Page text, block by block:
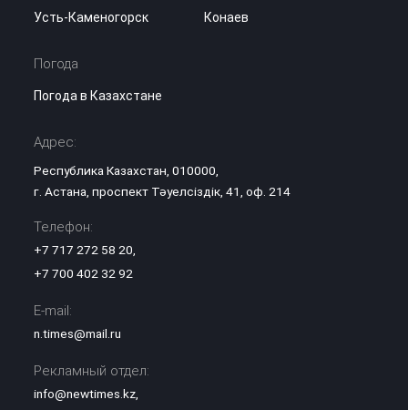
Усть-Каменогорск
Конаев
Погода
Погода в Казахстане
Адрес:
Республика Казахстан, 010000,
г. Астана, проспект Тәуелсіздік, 41, оф. 214
Телефон:
+7 717 272 58 20
+7 700 402 32 92
E-mail:
n.times@mail.ru
Рекламный отдел:
info@newtimes.kz,